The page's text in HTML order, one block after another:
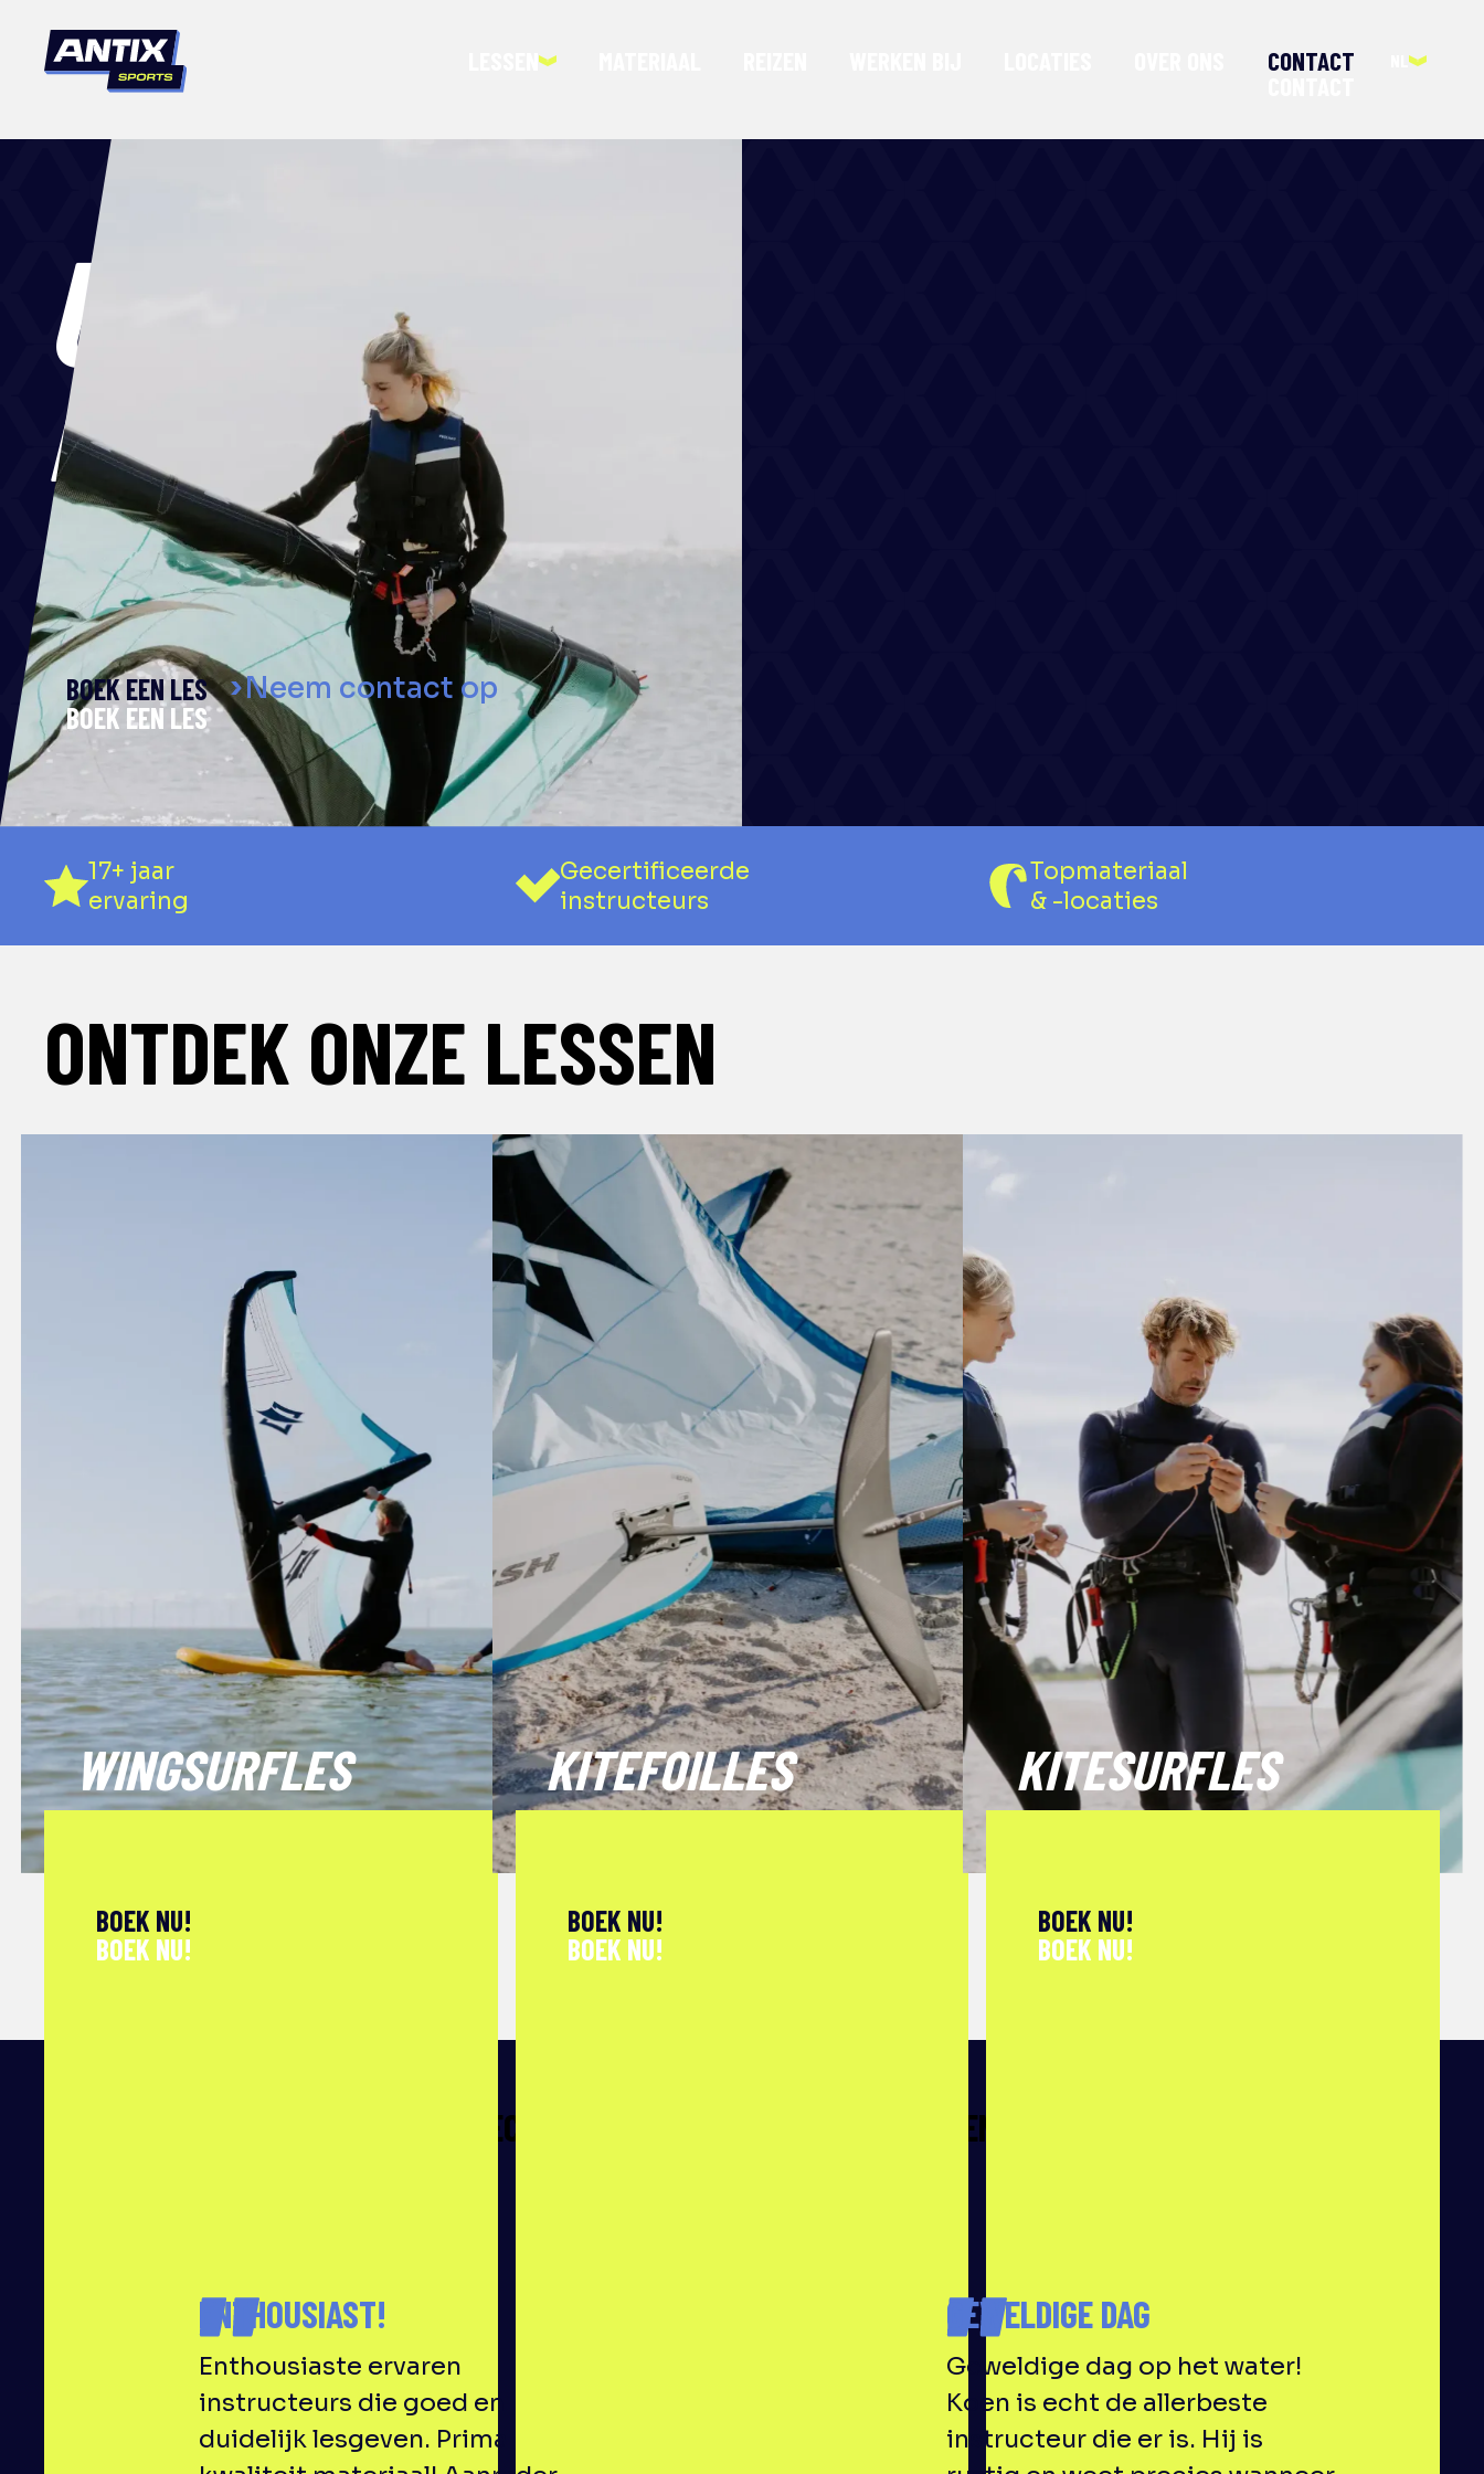
CONTACT
ULTIEME
KITE
ERVARING
Al meer dan 20 jaar de specialist in
onvergetelijke watersportavonturen.
BOEK EEN LES Neem contact op
17+ jaar
ervaring
Gecertificeerde
instructeurs
Topmateriaal
& -locaties
ONTDEK ONZE LESSEN
WINGSURFLES
BOEK NU!
KITEFOILLES
BOEK NU!
KITESURFLES
BOEK NU!
ECHTE ERVARINGEN, ECHTE AVONTUREN
ENTHOUSIAST!
Enthousiaste ervaren
instructeurs die goed en
duidelijk lesgeven. Prima
GEWELDIGE DAG
Geweldige dag op het water!
Koen is echt de allerbeste
instructeur die er is. Hij is